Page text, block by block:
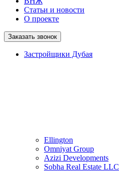
Статьи и новости
О проекте
Заказать звонок
Застройщики Дубая
Ellington
Omniyat Group
Azizi Developments
Sobha Real Estate LLC